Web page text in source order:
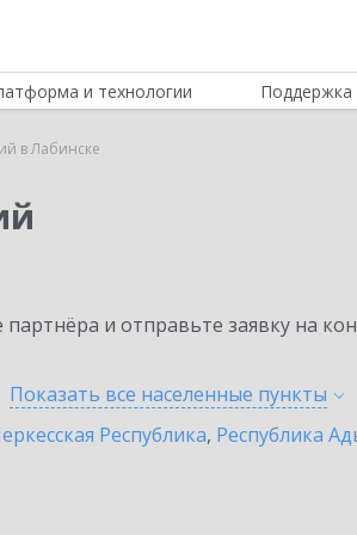
и технологии Поддержка
в Лабинске
и отправьте заявку на
Показать все населенные пункты
Республика, Республика